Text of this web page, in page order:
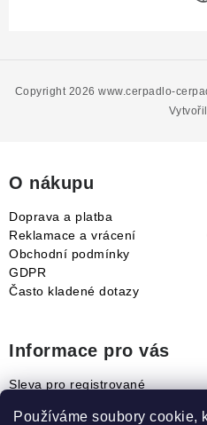
Používáme soubory cookie,
Copyright 2026www.cerpadlo-
O nákupu
Doprava a platba
Reklamace a vrácení
Obchodní podmínky
GDPR
Často kladené dotazy
Informace pro vás
Sleva pro registrované
Jak uplatnit slevový kupón?